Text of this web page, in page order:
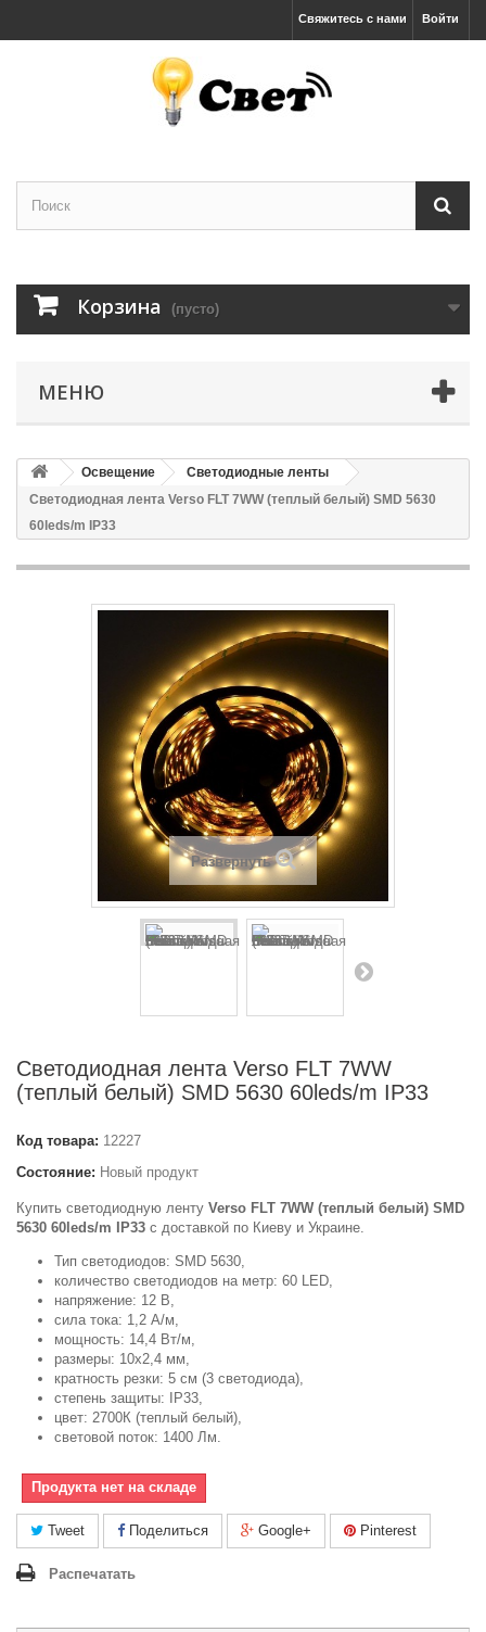
Войти
Свяжитесь с нами
Корзина (пусто)
МЕНЮ
Освещение
Светодиодные ленты
Светодиодная лента Verso FLT 7WW (теплый белый) SMD 5630
60leds/m IP33
Развернуть
Светодиодная лента Verso FLT 7WW
(теплый белый) SMD 5630 60leds/m IP33
Код товара: 12227
Состояние: Новый продукт
Купить светодиодную ленту Verso FLT 7WW (теплый белый) SMD
5630 60leds/m IP33 с доставкой по Киеву и Украине.
Тип светодиодов: SMD 5630,
количество светодиодов на метр: 60 LED,
напряжение: 12 В,
сила тока: 1,2 А/м,
мощность: 14,4 Вт/м,
размеры: 10x2,4 мм,
кратность резки: 5 см (3 светодиода),
степень защиты: IP33,
цвет: 2700К (теплый белый),
световой поток: 1400 Лм.
Продукта нет на складе
Tweet Поделиться Google+ Pinterest
Распечатать